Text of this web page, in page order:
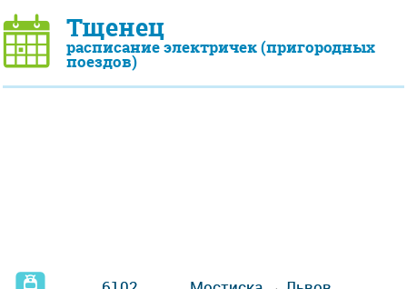
Тщенец
расписание электричек (пригородных
поездов)